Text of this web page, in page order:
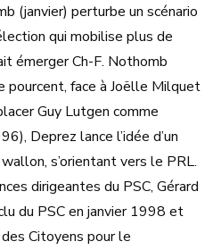
(janvier) perturbe un scénario
qui mobilise plus de
émerger Ch-F. Nothomb
pourcent, face à Joëlle Milquet
Guy Lutgen comme
Deprez lance l’idée d’un
s’orientant vers le PRL.
dirigeantes du PSC, Gérard
du PSC en janvier 1998 et
Citoyens pour le